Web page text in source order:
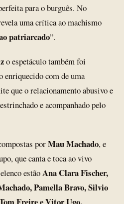
para o burguês. No
uma crítica ao machismo
patriarcado”.
o espetáculo também foi
enriquecido com de uma
que o relacionamento abusivo e
e acompanhado pelo
porMau Machado, e
que canta e toca ao vivo
estãoAna Clara Fischer,
Pamella Bravo, Silvio